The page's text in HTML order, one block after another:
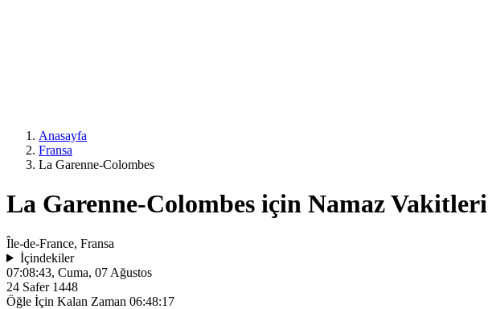
Anasayfa
Fransa
La Garenne-Colombes
La Garenne-Colombes için Namaz Vakitleri
Île-de-France, Fransa
İçindekiler
07:08:43, Cuma, 07 Ağustos
24 Safer 1448
Öğle İçin Kalan Zaman 06:48:17